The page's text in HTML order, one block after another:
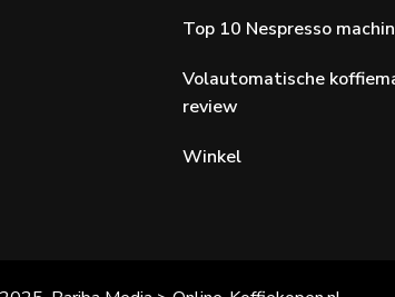
Top 10 Nespresso
Volautomatische
review
Winkel